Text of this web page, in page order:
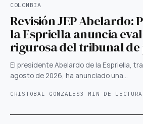
COLOMBIA
Revisión JEP Abelardo:
la Espriella anuncia
rigurosa del tribunal de
El presidente Abelardo de la Espriella,
agosto de 2026, ha anunciado una…
CRISTOBAL GONZALES3 MIN DE LECTURA